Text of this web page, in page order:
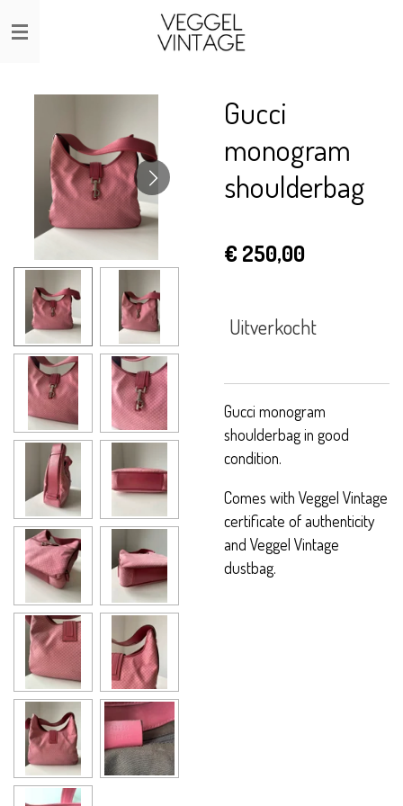
Ga
direct
Gucci
monogram
shoulderbag
€ 250,00
Uitverkocht
Gucci monogram
shoulderbag in good
condition.
Comes with Veggel Vintage
certificate of authenticity
and Veggel Vintage
dustbag.